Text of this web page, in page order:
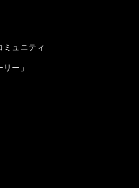
ミュニティ
ー」